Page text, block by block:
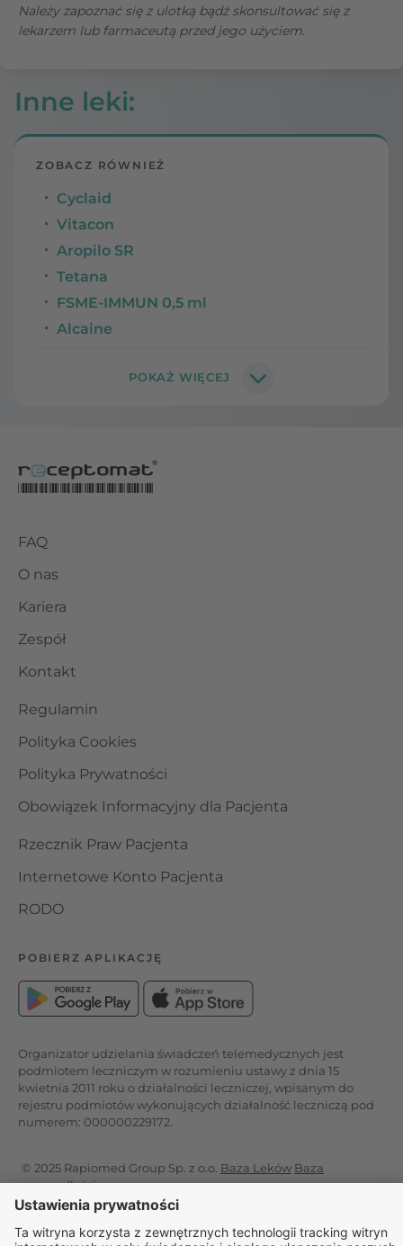
Należy zapoznać się z ulotką bądź skonsultować się z
lekarzem lub farmaceutą przed jego użyciem.
Inne leki:
ZOBACZ RÓWNIEŻ
Cyclaid
Vitacon
Aropilo SR
Tetana
FSME-IMMUN 0,5 ml
Alcaine
FAQ
O nas
Kariera
Zespół
Kontakt
Regulamin
Polityka Cookies
Polityka Prywatności
Obowiązek Informacyjny dla Pacjenta
Rzecznik Praw Pacjenta
Internetowe Konto Pacjenta
RODO
POBIERZ APLIKACJĘ
Organizator udzielania świadczeń telemedycznych jest
podmiotem leczniczym w rozumieniu ustawy z dnia 15
kwietnia 2011 roku o działalności leczniczej, wpisanym do
rejestru podmiotów wykonujących działalność leczniczą pod
numerem: 000000229172.
© 2025 Rapiomed Group Sp. z o.o. Baza Leków Baza
przypadłości